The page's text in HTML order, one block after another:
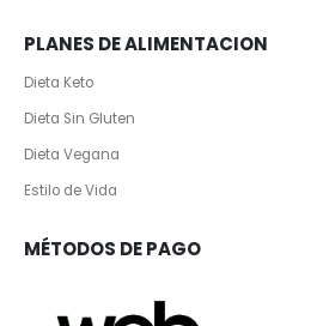
PLANES DE ALIMENTACION
Dieta Keto
Dieta Sin Gluten
Dieta Vegana
Estilo de Vida
MÉTODOS DE PAGO